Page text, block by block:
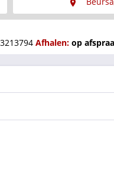
Afhalen: op